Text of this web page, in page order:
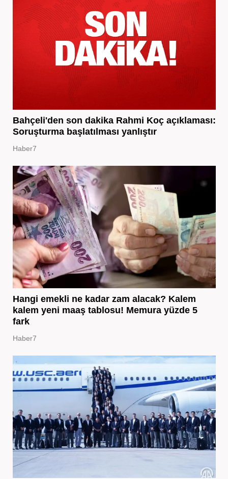
Bahçeli'den son dakika Rahmi Koç açıklaması:
Soruşturma başlatılması yanlıştır
Haber7
Hangi emekli ne kadar zam alacak? Kalem
kalem yeni maaş tablosu! Memura yüzde 5
fark
Haber7